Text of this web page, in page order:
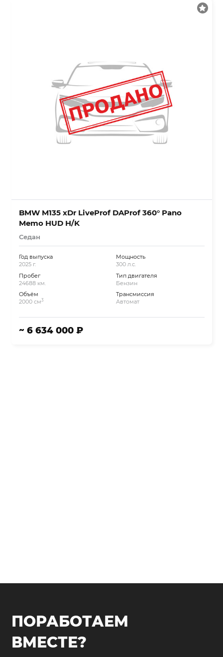
BMW M135 xDr LiveProf DAProf 360° Pano
Memo HUD H/K
Седан
Год выпуска
2025 г.
Пробег
24688 км.
Объём
2000 см3
Мощность
300 л.с.
Тип двигателя
Бензин
Трансмиссия
Автомат
~ 6 634 000 ₽
ПОРАБОТАЕМ
ВМЕСТЕ?